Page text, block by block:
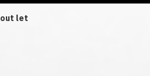
out let